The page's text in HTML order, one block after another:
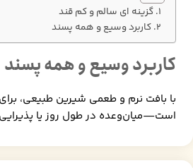
گزینه ای سالم و کم قند
کاربرد وسیع و همه پسند
کاربرد وسیع و همه پسند
با بافت نرم و طعمی شیرین طبیعی،
است—میان‌وعده در طول روز یا